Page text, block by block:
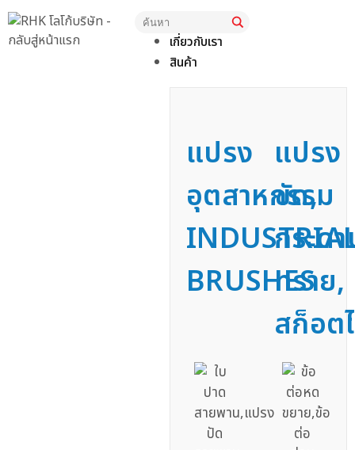
เกี่ยวกับเรา
สินค้า
แปรง
อุตสาหกรรม
BRUSHES
แปรง
ขัด,
กระด
ทราย,
สก็อต